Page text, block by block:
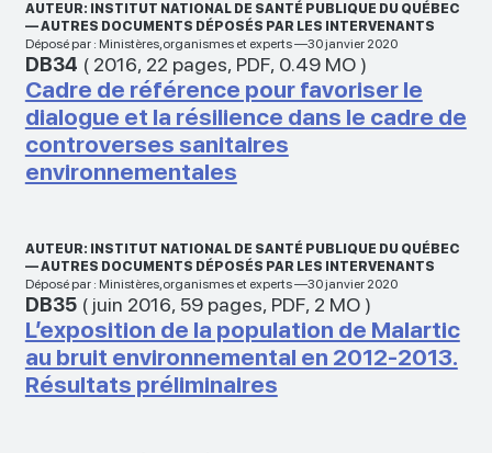
AUTEUR: INSTITUT NATIONAL DE SANTÉ PUBLIQUE DU QUÉBEC
— AUTRES DOCUMENTS DÉPOSÉS PAR LES INTERVENANTS
Déposé par : Ministères,organismes et experts —30 janvier 2020
DB34 ( 2016, 22 pages, PDF, 0.49 MO)
Cadre de référence pour favoriser le
dialogue et la résilience dans le cadre de
controverses sanitaires
environnementales
AUTEUR: INSTITUT NATIONAL DE SANTÉ PUBLIQUE DU QUÉBEC
— AUTRES DOCUMENTS DÉPOSÉS PAR LES INTERVENANTS
Déposé par : Ministères,organismes et experts —30 janvier 2020
DB35( juin 2016, 59 pages, PDF, 2 MO)
L’exposition de la population de Malartic
au bruit environnemental en 2012-2013.
Résultats préliminaires